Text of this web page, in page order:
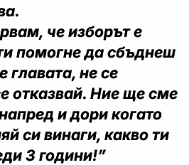
че изборът е
помогне да сбъднеш
главата, не се
отказвай. Ние ще сме
и дори когато
си винаги, какво ти
3 години!”